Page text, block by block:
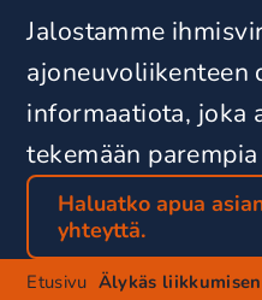
Jalostamme
ajoneuvoliikenteen
informaatiota, joka
tekemään
Haluatko apua
yhteyttä.
Etusivu Älykäs